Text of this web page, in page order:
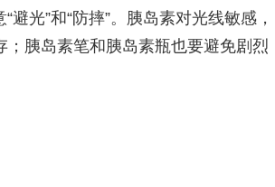
光”和“防摔”。胰岛素对光线敏感，
胰岛素笔和胰岛素瓶也要避免剧烈